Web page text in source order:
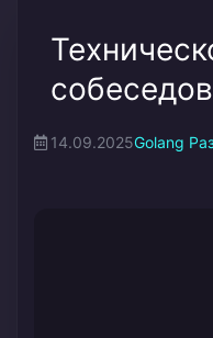
14.09.2025Golang